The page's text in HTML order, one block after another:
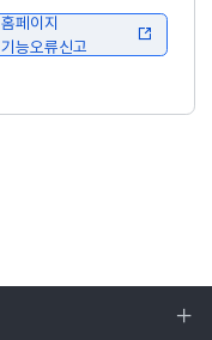
홈페이지
기능오류신고